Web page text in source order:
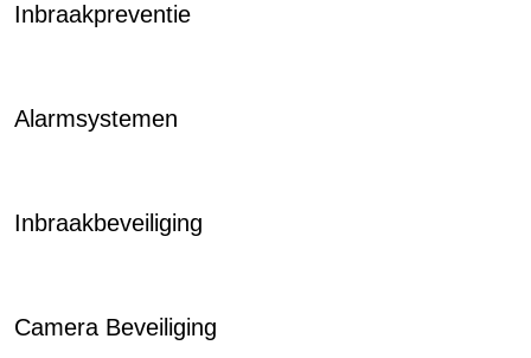
Inbraakpreventie
Alarmsystemen
Inbraakbeveiliging
Camera Beveiliging